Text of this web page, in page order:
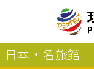
北歐
日本·名旅館